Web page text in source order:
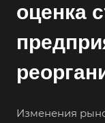
оценка
Изменения